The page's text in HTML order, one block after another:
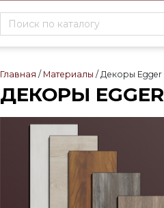
Главная Материалы Декоры Egger
ДЕКОРЫ EGGER